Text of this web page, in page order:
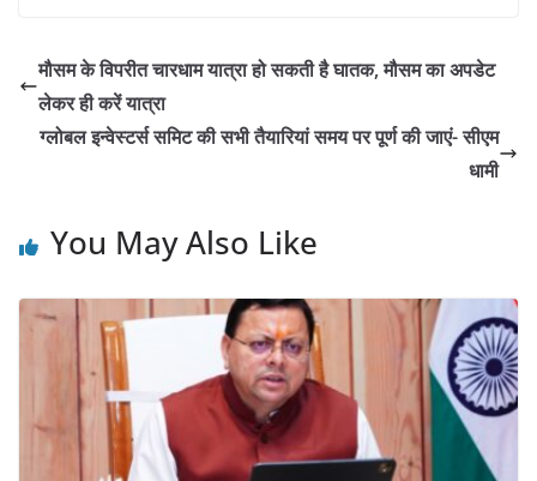
मौसम के विपरीत चारधाम यात्रा हो सकती है घातक, मौसम का अपडेट
लेकर ही करें यात्रा
ग्लोबल इन्वेस्टर्स समिट की सभी तैयारियां समय पर पूर्ण की जाएं- सीएम
धामी
You May Also Like